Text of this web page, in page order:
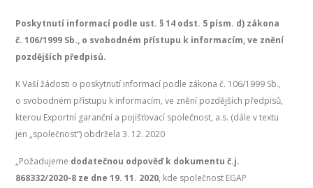
Poskytnutí informací podle ust. § 14 odst. 5 písm. d) zákona
č. 106/1999 Sb., o svobodném přístupu k informacím, ve znění
pozdějších předpisů.
K Vaší žádosti o poskytnutí informací podle zákona č. 106/1999 Sb.,
o svobodném přístupu k informacím, ve znění pozdějších předpisů,
kterou Exportní garanční a pojišťovací společnost, a.s. (dále v textu
jen „společnost“) obdržela 3. 12. 2020
„Požadujeme dodatečnou odpověď k dokumentu č.j.
868332/2020-8 ze dne 19. 11. 2020, kde společnost EGAP